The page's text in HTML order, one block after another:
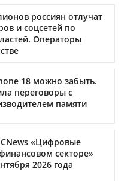
россиян отлучат
и соцсетей по
Операторы
18 можно забыть.
переговоры с
памяти
«Цифровые
секторе»
2026 года